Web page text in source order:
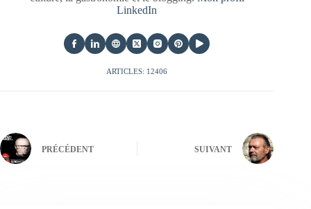
LinkedIn
ARTICLES: 12406
PRÉCÉDENT SUIVANT